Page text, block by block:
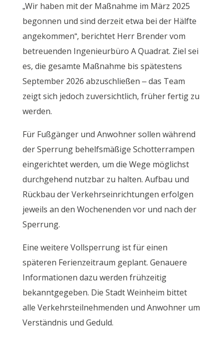
„Wir haben mit der Maßnahme im März 2025
begonnen und sind derzeit etwa bei der Hälfte
angekommen“, berichtet Herr Brender vom
betreuenden Ingenieurbüro A Quadrat. Ziel sei
es, die gesamte Maßnahme bis spätestens
September 2026 abzuschließen – das Team
zeigt sich jedoch zuversichtlich, früher fertig zu
werden.
Für Fußgänger und Anwohner sollen während
der Sperrung behelfsmäßige Schotterrampen
eingerichtet werden, um die Wege möglichst
durchgehend nutzbar zu halten. Aufbau und
Rückbau der Verkehrseinrichtungen erfolgen
jeweils an den Wochenenden vor und nach der
Sperrung.
Eine weitere Vollsperrung ist für einen
späteren Ferienzeitraum geplant. Genauere
Informationen dazu werden frühzeitig
bekanntgegeben. Die Stadt Weinheim bittet
alle Verkehrsteilnehmenden und Anwohner um
Verständnis und Geduld.